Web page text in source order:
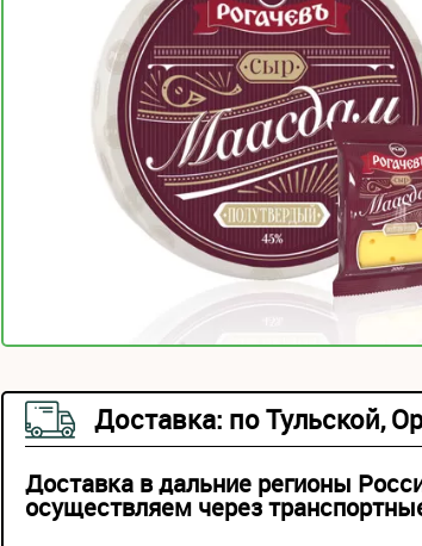
Доставка: по Тульской,
Доставка в дальние регионы
осуществляем через